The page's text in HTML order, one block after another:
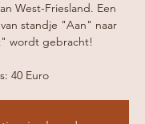
West-Friesland. Een
standje "Aan" naar
wordt gebracht!
40 Euro